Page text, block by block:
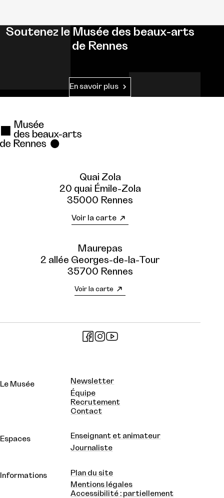
Soutenez le Musée des beaux-arts
de Rennes
En savoir plus
Quai Zola
20 quai Émile-Zola
35000 Rennes
Voir la carte
Maurepas
2 allée Georges-de-la-Tour
35700 Rennes
Voir la carte
Le Musée
Newsletter
Équipe
Recrutement
Contact
Espaces
Enseignant et animateur
Journaliste
Informations
Plan du site
Mentions légales
Accessibilité : partiellement